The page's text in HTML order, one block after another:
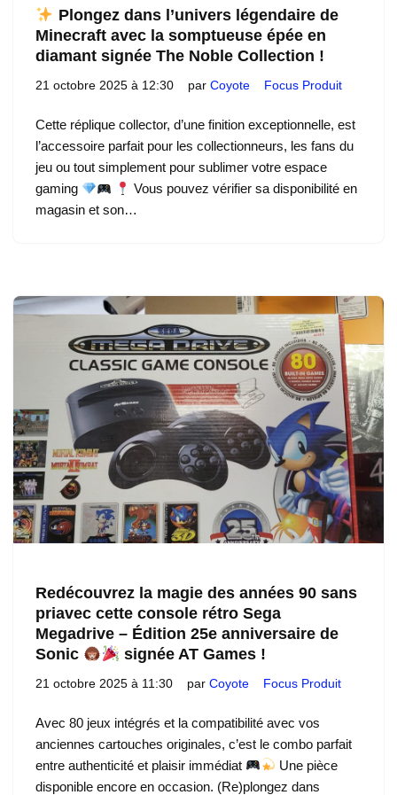
Plongez dans l’univers légendaire de
Minecraft avec la somptueuse épée en
diamant signée The Noble Collection !
21 octobre 2025 à 12:30 par Coyote Focus Produit
Cette réplique collector, d’une finition exceptionnelle, est
l’accessoire parfait pour les collectionneurs, les fans du
jeu ou tout simplement pour sublimer votre espace
gaming
Vous pouvez vérifier sa disponibilité en
magasin et son…
Redécouvrez la magie des années 90 sans
priavec cette console rétro Sega
Megadrive – Édition 25e anniversaire de
Sonic
signée AT Games !
21 octobre 2025 à 11:30 par Coyote Focus Produit
Avec 80 jeux intégrés et la compatibilité avec vos
anciennes cartouches originales, c’est le combo parfait
entre authenticité et plaisir immédiat
Une pièce
disponible encore en occasion. (Re)plongez dans